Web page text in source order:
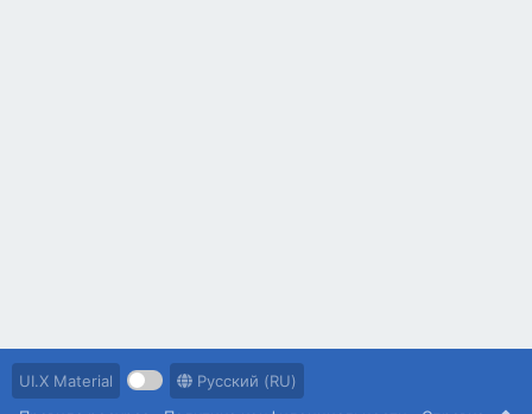
UI.X Material
Русский (RU)